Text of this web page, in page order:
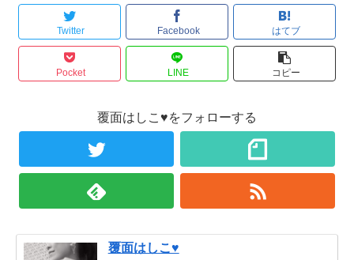
Twitter Facebook はてブ
Pocket LINE コピー
覆面はしこ♥をフォローする
覆面はしこ♥